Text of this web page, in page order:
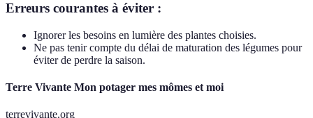
Erreurs courantes à éviter :
Ignorer les besoins en lumière des plantes choisies.
Ne pas tenir compte du délai de maturation des légumes pour
éviter de perdre la saison.
Terre Vivante Mon potager mes mômes et moi
terrevivante.org